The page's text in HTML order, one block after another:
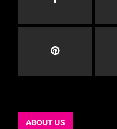
ABOUT US